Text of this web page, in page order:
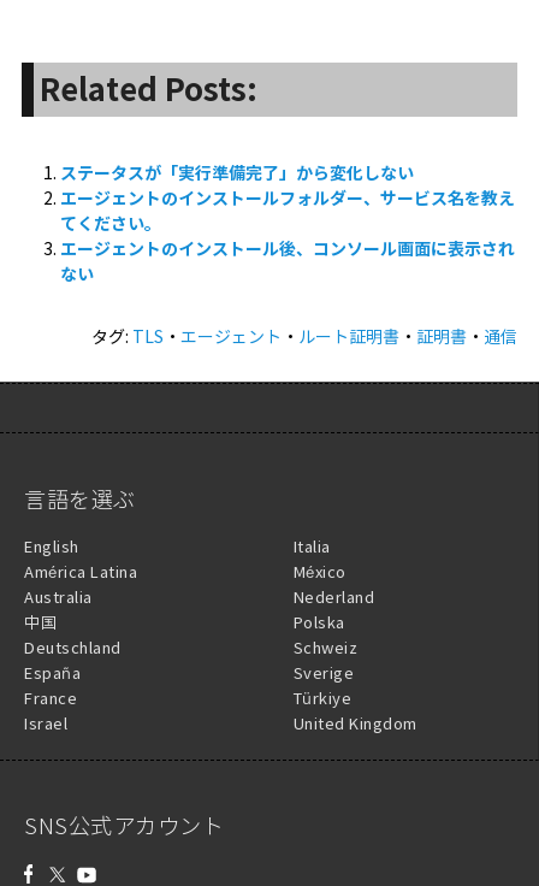
Related Posts:
ステータスが「実行準備完了」から変化しない
エージェントのインストールフォルダー、サービス名を教え
てください。
エージェントのインストール後、コンソール画面に表示され
ない
タグ: TLS ・エージェント ・ ルート証明書 ・ 証明書 ・ 通信
言語を選ぶ
English
América Latina
Australia
中国
Deutschland
España
France
Israel
Italia
México
Nederland
Polska
Schweiz
Sverige
Türkiye
United Kingdom
SNS公式アカウント